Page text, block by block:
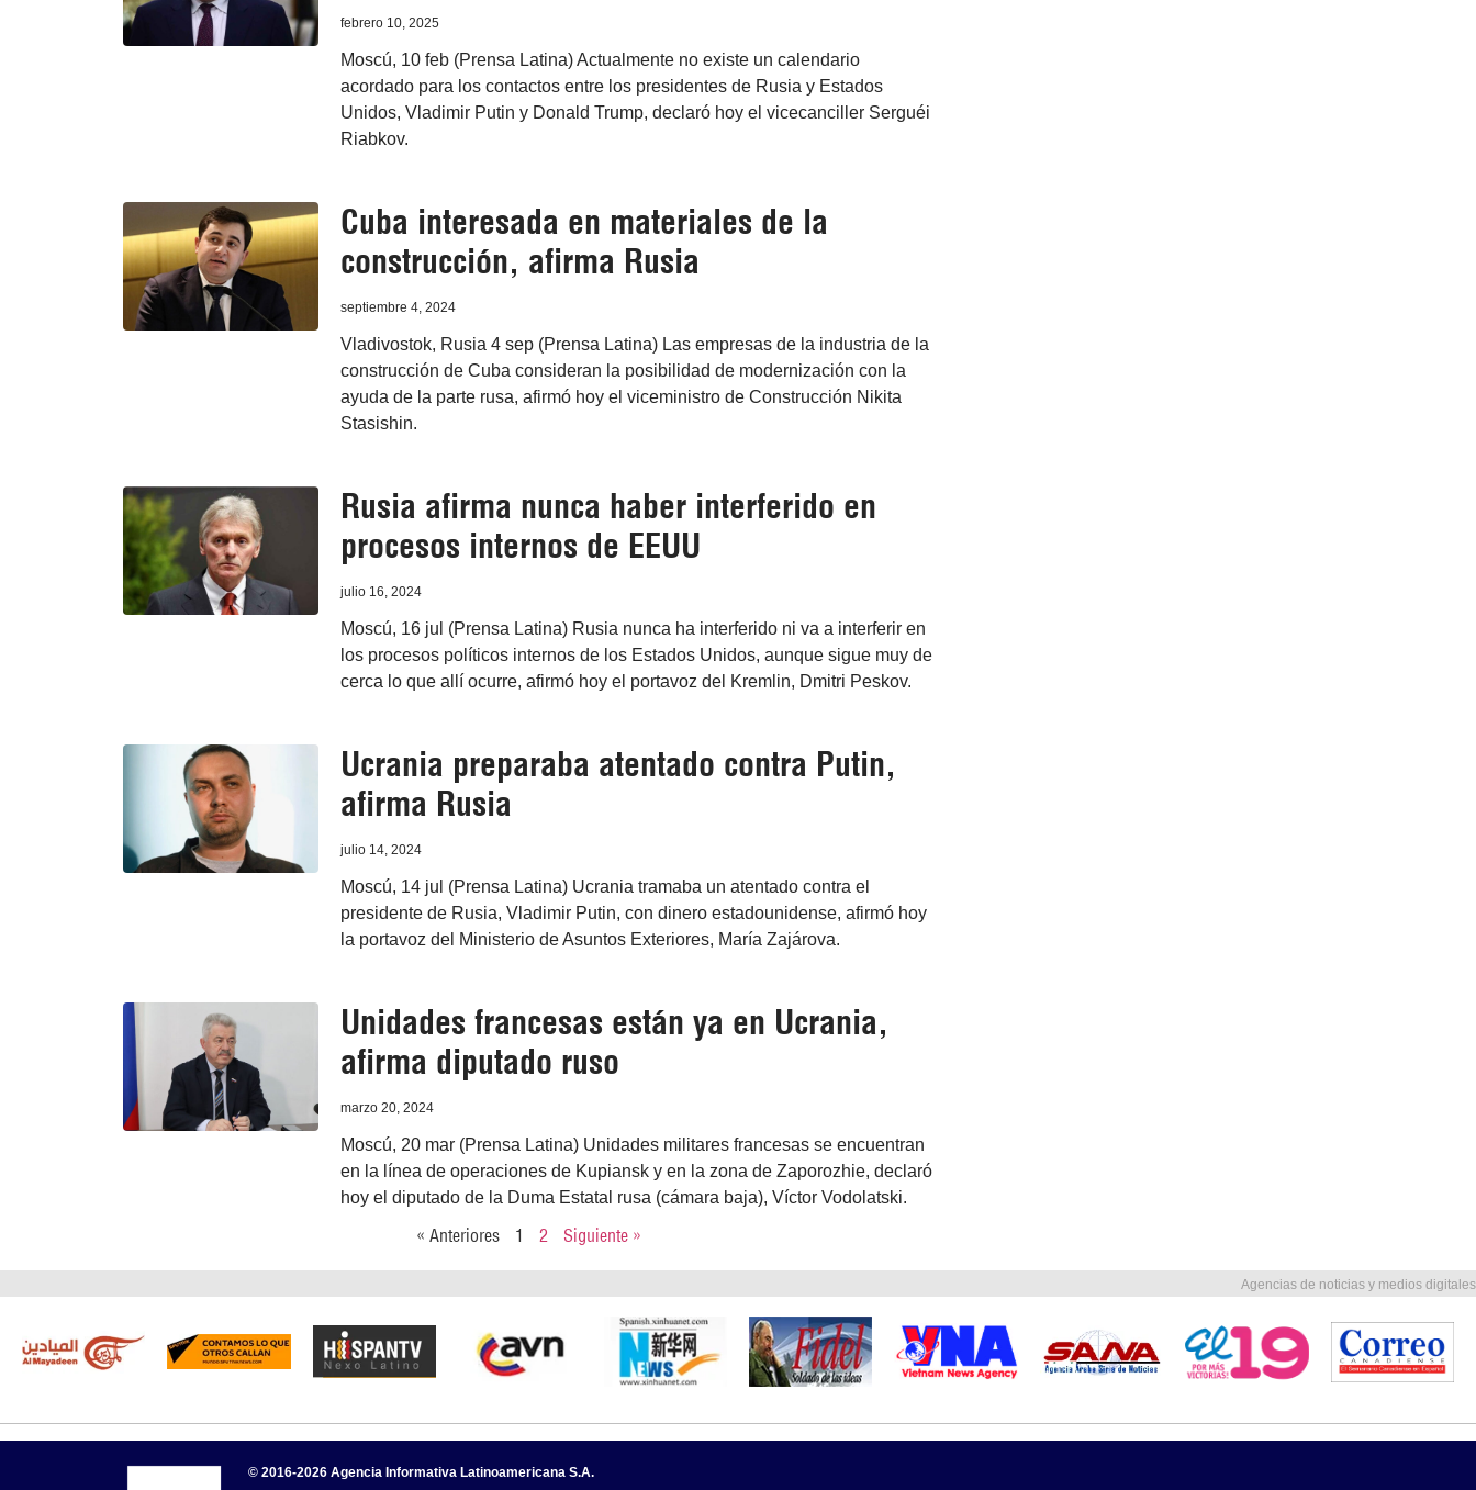
febrero 10, 2025
Moscú, 10 feb (Prensa Latina) Actualmente no existe un calendario
acordado para los contactos entre los presidentes de Rusia y Estados
Unidos, Vladimir Putin y Donald Trump, declaró hoy el vicecanciller Serguéi
Riabkov.
Cuba interesada en materiales de la
construcción, afirma Rusia
septiembre 4, 2024
Vladivostok, Rusia 4 sep (Prensa Latina) Las empresas de la industria de la
construcción de Cuba consideran la posibilidad de modernización con la
ayuda de la parte rusa, afirmó hoy el viceministro de Construcción Nikita
Stasishin.
Rusia afirma nunca haber interferido en
procesos internos de EEUU
julio 16, 2024
Moscú, 16 jul (Prensa Latina) Rusia nunca ha interferido ni va a interferir en
los procesos políticos internos de los Estados Unidos, aunque sigue muy de
cerca lo que allí ocurre, afirmó hoy el portavoz del Kremlin, Dmitri Peskov.
Ucrania preparaba atentado contra Putin,
afirma Rusia
julio 14, 2024
Moscú, 14 jul (Prensa Latina) Ucrania tramaba un atentado contra el
presidente de Rusia, Vladimir Putin, con dinero estadounidense, afirmó hoy
la portavoz del Ministerio de Asuntos Exteriores, María Zajárova.
Unidades francesas están ya en Ucrania,
afirma diputado ruso
marzo 20, 2024
Moscú, 20 mar (Prensa Latina) Unidades militares francesas se encuentran
en la línea de operaciones de Kupiansk y en la zona de Zaporozhie, declaró
hoy el diputado de la Duma Estatal rusa (cámara baja), Víctor Vodolatski.
« Anteriores 1 2 Siguiente »
Agencias de noticias y medios digitales
© 2016-2026 Agencia Informativa Latinoamericana S.A.